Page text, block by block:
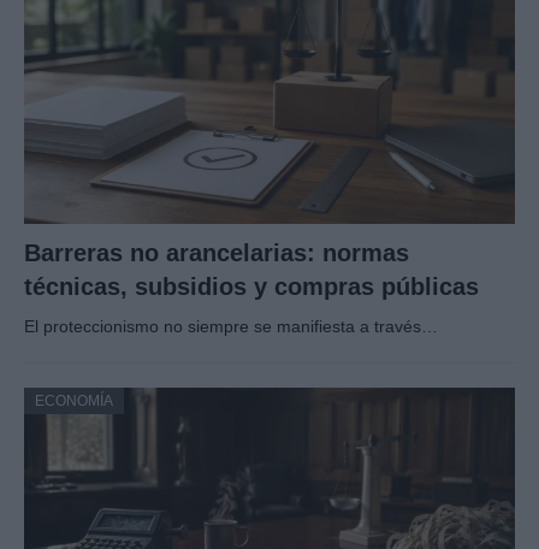
Barreras no arancelarias: normas
técnicas, subsidios y compras públicas
El proteccionismo no siempre se manifiesta a través…
ECONOMÍA